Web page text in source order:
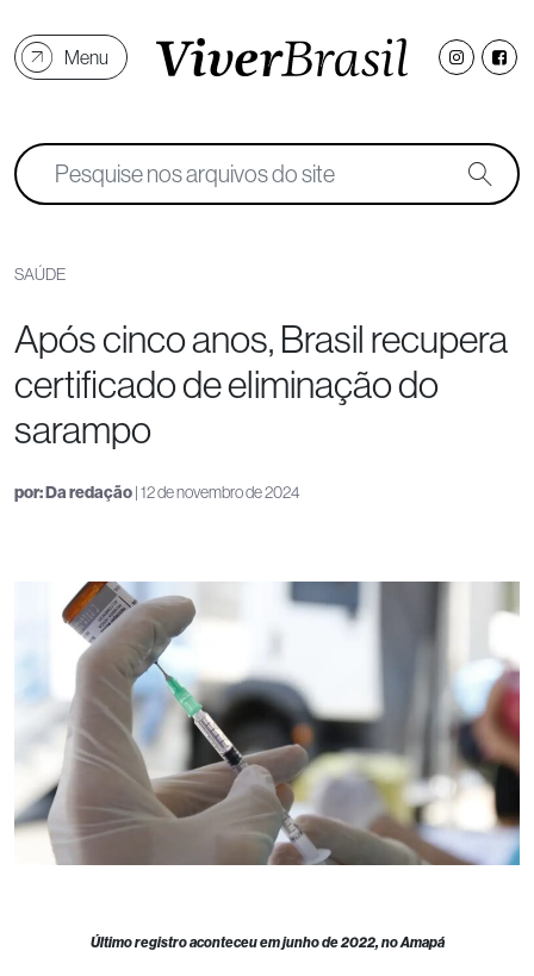
Menu
SAÚDE
Após cinco anos, Brasil recupera
certificado de eliminação do
sarampo
por:Da redação| 12 de novembro de 2024
Último registro aconteceu em junho de 2022, no Amapá